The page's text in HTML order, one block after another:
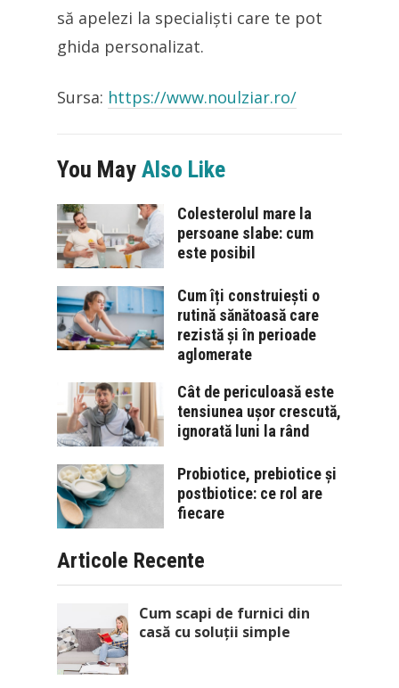
să apelezi la specialiști care te pot
ghida personalizat.
Sursa: https://www.noulziar.ro/
You May Also Like
Colesterolul mare la
persoane slabe: cum
este posibil
Cum îți construiești o
rutină sănătoasă care
rezistă și în perioade
aglomerate
Cât de periculoasă este
tensiunea ușor crescută,
ignorată luni la rând
Probiotice, prebiotice și
postbiotice: ce rol are
fiecare
Articole Recente
Cum scapi de furnici din
casă cu soluții simple